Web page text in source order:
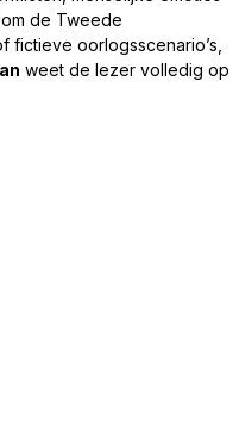
om de Tweede
oorlogsscenario’s,
weet de lezer volledig op